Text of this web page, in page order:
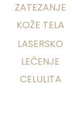
ZATEZANJE
KOŽE TELA
LASERSKO
LEČENJE
CELULITA